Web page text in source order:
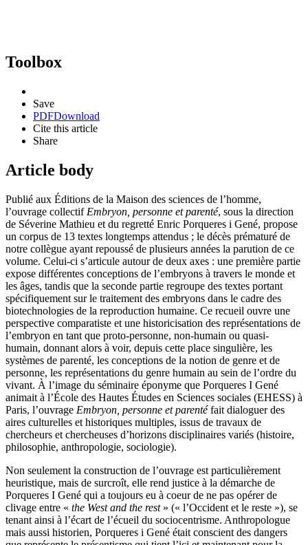
Toolbox
Save
PDFDownload
Cite this article
Share
Article body
Publié aux Éditions de la Maison des sciences de l’homme,
l’ouvrage collectif Embryon, personne et parenté, sous la direction
de Séverine Mathieu et du regretté Enric Porqueres i Gené, propose
un corpus de 13 textes longtemps attendus ; le décès prématuré de
notre collègue ayant repoussé de plusieurs années la parution de ce
volume. Celui-ci s’articule autour de deux axes : une première partie
expose différentes conceptions de l’embryons à travers le monde et
les âges, tandis que la seconde partie regroupe des textes portant
spécifiquement sur le traitement des embryons dans le cadre des
biotechnologies de la reproduction humaine. Ce recueil ouvre une
perspective comparatiste et une historicisation des représentations de
l’embryon en tant que proto-personne, non-humain ou quasi-
humain, donnant alors à voir, depuis cette place singulière, les
systèmes de parenté, les conceptions de la notion de genre et de
personne, les représentations du genre humain au sein de l’ordre du
vivant. À l’image du séminaire éponyme que Porqueres I Gené
animait à l’École des Hautes Études en Sciences sociales (EHESS) à
Paris, l’ouvrage Embryon, personne et parentéfait dialoguer des
aires culturelles et historiques multiples, issus de travaux de
chercheurs et chercheuses d’horizons disciplinaires variés (histoire,
philosophie, anthropologie, sociologie).
Non seulement la construction de l’ouvrage est particulièrement
heuristique, mais de surcroît, elle rend justice à la démarche de
Porqueres I Gené qui a toujours eu à coeur de ne pas opérer de
clivage entre « the West and the rest» (« l’Occident et le reste »), se
tenant ainsi à l’écart de l’écueil du sociocentrisme. Anthropologue
mais aussi historien, Porqueres i Gené était conscient des dangers